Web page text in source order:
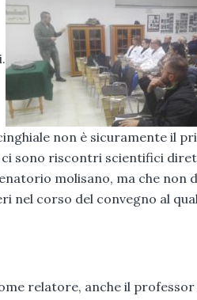
non è sicuramente il
ci sono riscontri scientifici
molisano, ma che non
nel corso del convegno al
relatore, anche il professor